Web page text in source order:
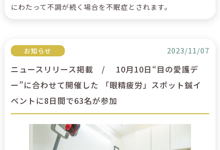
にわたって不調が続く場合を不眠症とされます。
お知らせ 2023/11/07
ニュースリリース掲載 / 10月10日“目の愛護デ
ー”に合わせて開催した 「眼精疲労」スポット鍼イ
ベントに8日間で63名が参加